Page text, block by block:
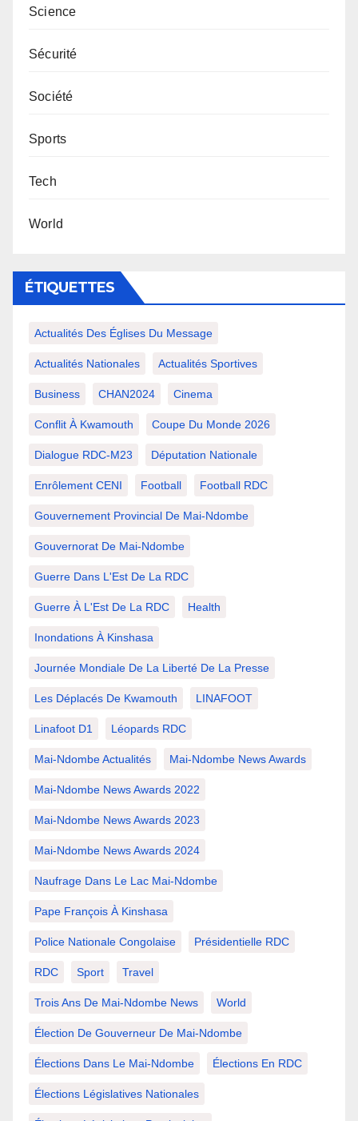
Science
Sécurité
Société
Sports
Tech
World
ÉTIQUETTES
Actualités Des Églises Du Message
Actualités Nationales Actualités Sportives
Business CHAN2024 Cinema
Conflit À Kwamouth Coupe Du Monde 2026
Dialogue RDC-M23 Députation Nationale
Enrôlement CENI Football Football RDC
Gouvernement Provincial De Mai-Ndombe
Gouvernorat De Mai-Ndombe
Guerre Dans L'Est De La RDC
Guerre À L'Est De La RDC Health
Inondations À Kinshasa
Journée Mondiale De La Liberté De La Presse
Les Déplacés De Kwamouth LINAFOOT
Linafoot D1 Léopards RDC
Mai-Ndombe Actualités Mai-Ndombe News Awards
Mai-Ndombe News Awards 2022
Mai-Ndombe News Awards 2023
Mai-Ndombe News Awards 2024
Naufrage Dans Le Lac Mai-Ndombe
Pape François À Kinshasa
Police Nationale Congolaise Présidentielle RDC
RDC Sport Travel
Trois Ans De Mai-Ndombe News World
Élection De Gouverneur De Mai-Ndombe
Élections Dans Le Mai-Ndombe Élections En RDC
Élections Législatives Nationales